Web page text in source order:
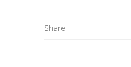
Share